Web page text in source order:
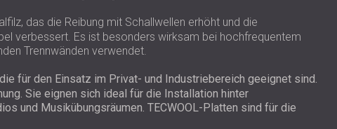
das die Reibung mit Schallwellen erhöht und die
verbessert. Es ist besonders wirksam bei hochfrequentem
Trennwänden verwendet.
für den Einsatz im Privat- und Industriebereich geeignet sind.
Sie eignen sich ideal für die Installation hinter
und Musikübungsräumen. TECWOOL-Platten sind für die